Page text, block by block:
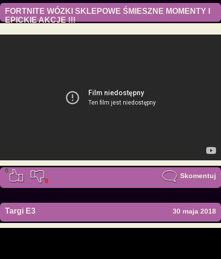
FORTNITE WÓZKI SKLEPOWE ŚMIESZNE MOMENTY I
EPICKIE AKCJE !!!
0
0
Skomentuj
Targi E3 30 maja 2018